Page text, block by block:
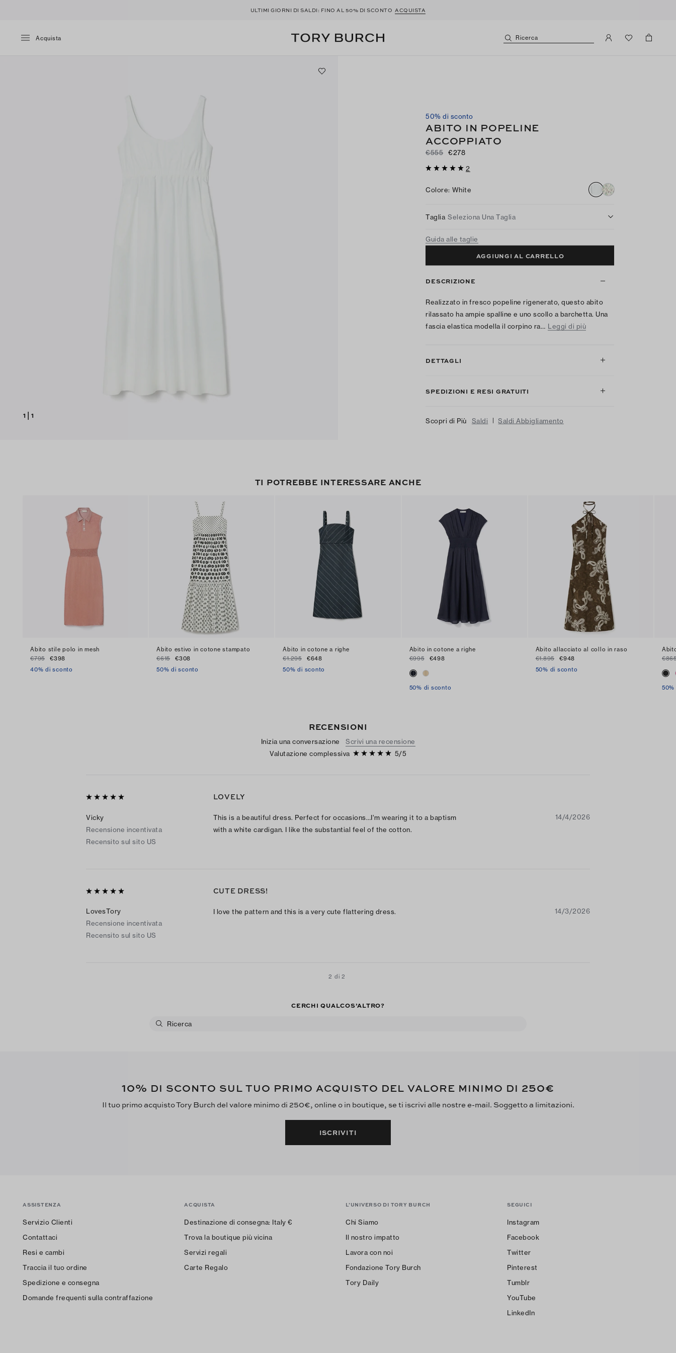
ULTIMI GIORNI DI SALDI: FINO AL 50% DI SCONTO ACQUISTA
Acquista Ricerca
1 | 1
50% di sconto
ABITO IN POPELINE
ACCOPPIATO
€555
€278
2
Colore: White
Taglia Seleziona Una Taglia
Guida alle taglie
AGGIUNGI AL CARRELLO
DESCRIZIONE
Realizzato in fresco popeline rigenerato, questo abito
rilassato ha ampie spalline e uno scollo a barchetta. Una
fascia elastica modella il corpino ra… Leggi di più
DETTAGLI
SPEDIZIONI E RESI GRATUITI
Scopri di Più Saldi | Saldi Abbigliamento
TI POTREBBE INTERESSARE ANCHE
Abito stile polo in mesh
€795
€398
40% di sconto
Abito estivo in cotone stampato
€615
€308
50% di sconto
Abito in cotone a righe
€1.295
€648
50% di sconto
Abito in cotone a righe
€995
€498
50% di sconto
Abito allacciato al collo in raso
€1.895
€948
50% di sconto
RECENSIONI
Inizia una conversazione
Scrivi una recensione
Valutazione complessiva
5/5
Vicky
Recensione incentivata
Recensito sul sito US
LOVELY
This is a beautiful dress. Perfect for occasions…I’m wearing it to a baptism
with a white cardigan. I like the substantial feel of the cotton.
14/4/2026
LovesTory
Recensione incentivata
Recensito sul sito US
CUTE DRESS!
I love the pattern and this is a very cute flattering dress. 14/3/2026
2 di 2
CERCHI QUALCOS’ALTRO?
10% DI SCONTO SUL TUO PRIMO ACQUISTO DEL VALORE MINIMO DI 250€
Il tuo primo acquisto Tory Burch del valore minimo di 250€, online o in boutique, se ti iscrivi alle nostre e-mail. Soggetto a limitazioni.
ISCRIVITI
ASSISTENZA
Servizio Clienti
Contattaci
Resi e cambi
Traccia il tuo ordine
Spedizione e consegna
Domande frequenti sulla contraffazione
ACQUISTA
Destinazione di consegna: Italy €
Trova la boutique più vicina
Servizi regali
Carte Regalo
L’UNIVERSO DI TORY BURCH
Chi Siamo
Il nostro impatto
Lavora con noi
Fondazione Tory Burch
Tory Daily
SEGUICI
Instagram
Facebook
Twitter
Pinterest
Tumblr
YouTube
LinkedIn